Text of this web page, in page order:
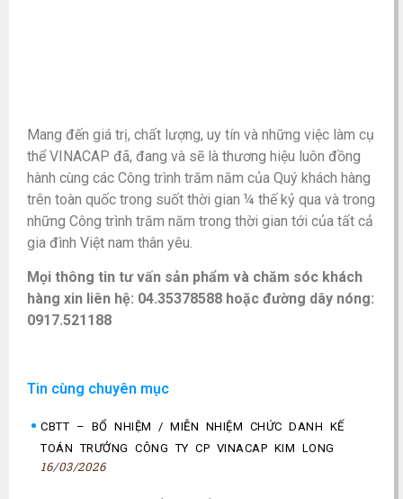
Mang đến giá trị, chất lượng, uy tín và những việc làm cụ
thể VINACAP đã, đang và sẽ là thương hiệu luôn đồng
hành cùng các Công trình trăm năm của Quý khách hàng
trên toàn quốc trong suốt thời gian ¼ thế kỷ qua và trong
những Công trình trăm năm trong thời gian tới của tất cả
gia đình Việt nam thân yêu.
Mọi thông tin tư vấn sản phẩm và chăm sóc khách
hàng xin liên hệ: 04.35378588 hoặc đường dây nóng:
0917.521188
Tin cùng chuyên mục
CBTT – BỔ NHIỆM / MIỄN NHIỆM CHỨC DANH KẾ
TOÁN TRƯỞNG CÔNG TY CP VINACAP KIM LONG
16/03/2026